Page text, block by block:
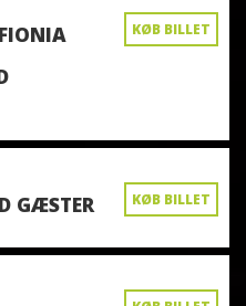
KØB BILLET
GÆSTER KØB BILLET